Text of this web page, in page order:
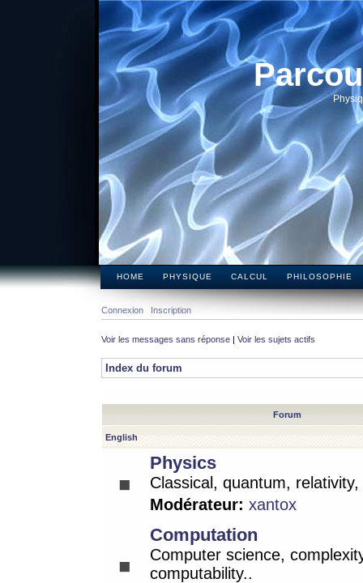
HOME PHYSIQUE CALCUL PHILOSOPHIE
Connexion Inscription
Voir les messages sans réponse | Voir les sujets actifs
Index du forum
Forum
English
Physics
Classical, quantum,
Modérateur: xantox
Computation
Computer science,
computability..